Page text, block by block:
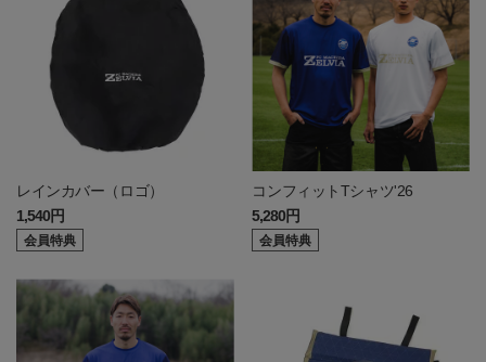
レインカバー（ロゴ）
1,540円
会員特典
コンフィットTシャツ'26
5,280円
会員特典